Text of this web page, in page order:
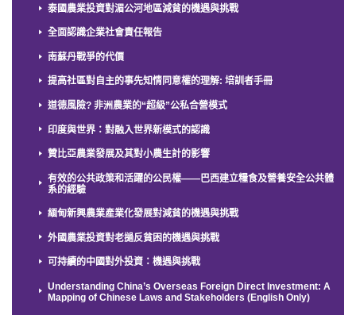
泰國農業投資對湄公河地區減貧的機遇與挑戰
全面認識企業社會責任報告
南蘇丹戰爭的代價
提高社區對自主的事先知情同意權的理解: 培訓者手冊
道德風險? 非洲農業的“超級”公私合營模式
印度與世界：對融入世界新模式的認識
贊比亞農業發展及其對小農生計的影響
有效的公共政策和活躍的公民權——巴西建立糧食及營養安全公共體
系的經驗
緬甸新興農業產業化發展對減貧的機遇與挑戰
外國農業投資對老撾反貧困的機遇與挑戰
可持續的中國對外投資：機遇與挑戰
Understanding China’s Overseas Foreign Direct Investment: A
Mapping of Chinese Laws and Stakeholders (English Only)